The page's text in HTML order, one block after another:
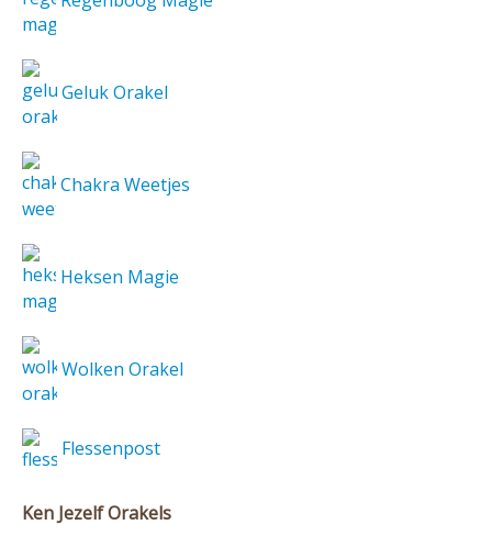
Geluk Orakel
Chakra Weetjes
Heksen Magie
Wolken Orakel
Flessenpost
Ken Jezelf Orakels